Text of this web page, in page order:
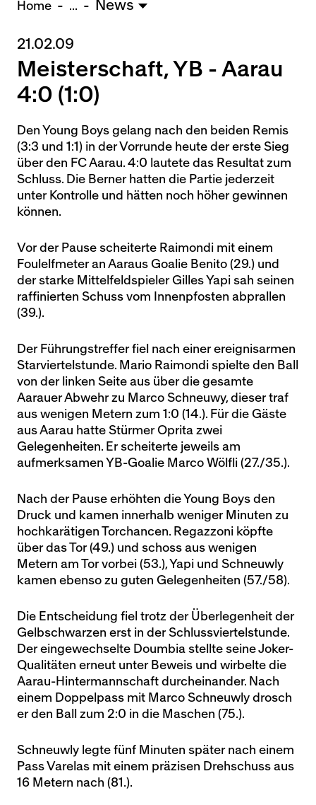
U15 - TOBE *
10:0
Nachwuchs Frauen
Ostermundigen - FU20 *
1:2
FU16 - Team AFF/FFV *
Wyler - FU14
1:0
* = Testspiel / (C) = Cupspiel
Home ... News
21.02.09
Meisterschaft, YB - Aarau
4:0 (1:0)
Den Young Boys gelang nach den beiden Remis
(3:3 und 1:1) in der Vorrunde heute der erste Sieg
über den FC Aarau. 4:0 lautete das Resultat zum
Schluss. Die Berner hatten die Partie jederzeit
unter Kontrolle und hätten noch höher gewinnen
können.
Vor der Pause scheiterte Raimondi mit einem
Foulelfmeter an Aaraus Goalie Benito (29.) und
der starke Mittelfeldspieler Gilles Yapi sah seinen
raffinierten Schuss vom Innenpfosten abprallen
(39.).
Der Führungstreffer fiel nach einer ereignisarmen
Starviertelstunde. Mario Raimondi spielte den Ball
von der linken Seite aus über die gesamte
Aarauer Abwehr zu Marco Schneuwy, dieser traf
aus wenigen Metern zum 1:0 (14.). Für die Gäste
aus Aarau hatte Stürmer Oprita zwei
Gelegenheiten. Er scheiterte jeweils am
aufmerksamen YB-Goalie Marco Wölfli (27./35.).
Nach der Pause erhöhten die Young Boys den
Druck und kamen innerhalb weniger Minuten zu
hochkarätigen Torchancen. Regazzoni köpfte
über das Tor (49.) und schoss aus wenigen
Metern am Tor vorbei (53.), Yapi und Schneuwly
kamen ebenso zu guten Gelegenheiten (57./58).
Die Entscheidung fiel trotz der Überlegenheit der
Gelbschwarzen erst in der Schlussviertelstunde.
Der eingewechselte Doumbia stellte seine Joker-
Qualitäten erneut unter Beweis und wirbelte die
Aarau-Hintermannschaft durcheinander. Nach
einem Doppelpass mit Marco Schneuwly drosch
er den Ball zum 2:0 in die Maschen (75.).
Schneuwly legte fünf Minuten später nach einem
Pass Varelas mit einem präzisen Drehschuss aus
16 Metern nach (81.).